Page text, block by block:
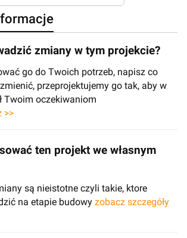
zmiany w tym projekcie?
go do Twoich potrzeb, napisz co
przeprojektujemy go tak, aby w
Twoim oczekiwaniom
>>
ten projekt we własnym
są nieistotne czyli takie, ktore
na etapie budowy zobacz szczegóły